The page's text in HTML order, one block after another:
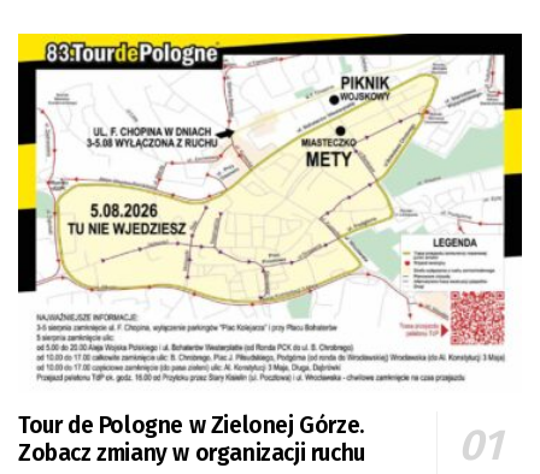
Tour de Pologne w Zielonej Górze.
Zobacz zmiany w organizacji ruchu